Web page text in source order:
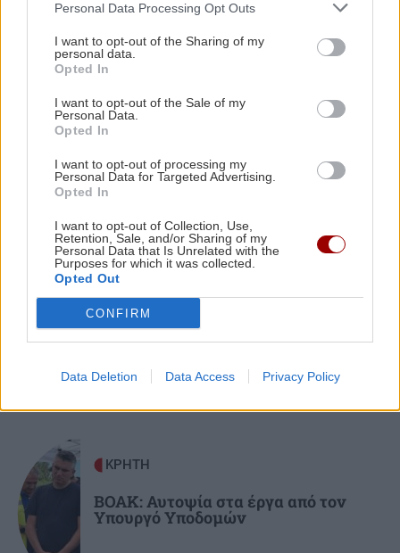
Personal Data Processing Opt Outs
I want to opt-out of the Sharing of my
personal data.
Opted In
I want to opt-out of the Sale of my
Personal Data.
Opted In
I want to opt-out of processing my
Personal Data for Targeted Advertising.
Opted In
I want to opt-out of Collection, Use,
Retention, Sale, and/or Sharing of my
Personal Data that Is Unrelated with the
Purposes for which it was collected.
Opted Out
CONFIRM
Data Deletion Data Access Privacy Policy
ακίνητό τους και μετά την λήξη της
Επέτρεψε στην ανήλικη κόρη της να πιει
αλκοόλ και τα έκανε «γης Μαδιάμ» στο Κέντρο
Γιατί ξεχνάμε τα ονόματα αλλά θυμόμαστε τα
πρόσωπα; Η επιστήμη εξηγεί
ΕΛΛΑΔΑ
"Μαύρο φίδι σ' έφαγε": Το ελληνικό νησί -
ερπετό!
Τα δύο σημεία στίξης που μπορεί να
AI
ΟΙΚΟΝΟΜΙΑ
Άνοιξε η πλατφόρμα για ενισχύσεις de
minimis ύψους 24,6 εκατ. ευρώ σε
παραγωγούς
ΚΡΗΤΗ
ΒΟΑΚ: Αυτοψία στα έργα από τον
Υπουργό Υποδομών